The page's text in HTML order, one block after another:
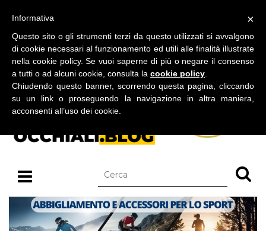
BLOG SU OCCHIALI DA SOLE E OCCHIALI DA VISTA
×
Informativa
Questo sito o gli strumenti terzi da questo utilizzati si avvalgono
di cookie necessari al funzionamento ed utili alle finalità illustrate
nella cookie policy. Se vuoi saperne di più o negare il consenso
a tutti o ad alcuni cookie, consulta la cookie policy
Chiudendo questo banner, scorrendo questa pagina, cliccando
su un link o proseguendo la navigazione in altra maniera,
acconsenti all’uso dei cookie.